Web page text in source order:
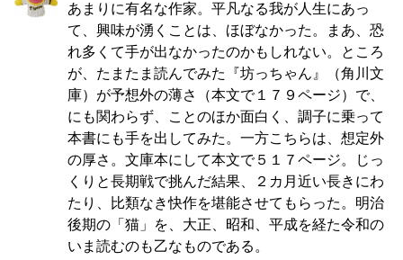
あまりに有名な作家。平凡なる我が人生にあっ
て、興味が湧くことは、ほぼなかった。まあ、恐
れ多くて手が出なかったのかもしれない。ところ
が、たまたま読んでみた『坊っちゃん』（角川文
庫）が予想外の薄さ（本文で１７９ページ）で、
にも関わらず、ことのほか面白く、調子に乗って
本書にも手を出してみた。一方こちらは、想定外
の厚さ。文庫本にして本文で５１７ページ。じっ
くりと長期戦で挑んだ結果、２カ月近い長きにわ
たり、比類なき快作を堪能させてもらった。明治
後期の「猫」を、大正、昭和、平成を経た令和の
いま読むのも乙なものである。